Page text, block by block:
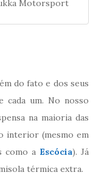
Motorsport
do fato e dos seus
cada um. No nosso
na maioria das
interior (mesmo em
como a Escócia). Já
térmica extra.